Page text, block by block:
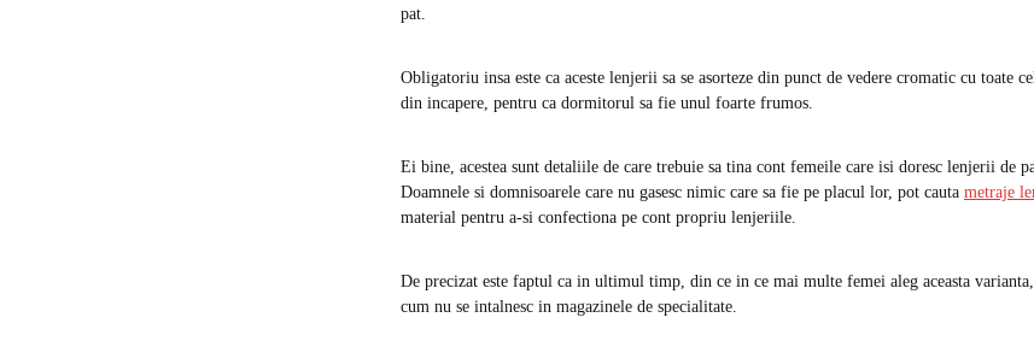
pat.
Obligatoriu insa este ca aceste lenjerii sa se asorteze din punct de vedere cromatic cu toate
din incapere, pentru ca dormitorul sa fie unul foarte frumos.
Ei bine, acestea sunt detaliile de care trebuie sa tina cont femeile care isi doresc lenjerii de
Doamnele si domnisoarele care nu gasesc nimic care sa fie pe placul lor, pot cauta metraje
material pentru a-si confectiona pe cont propriu lenjeriile.
De precizat este faptul ca in ultimul timp, din ce in ce mai multe femei aleg aceasta
cum nu se intalnesc in magazinele de specialitate.